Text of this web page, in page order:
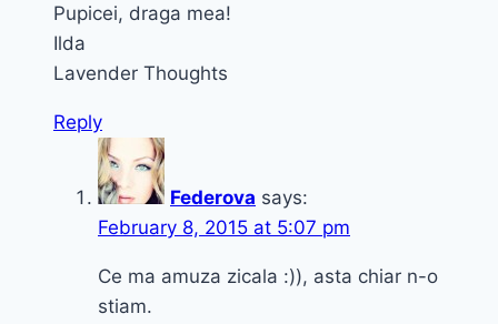
Pupicei, draga mea!
Ilda
Lavender Thoughts
Reply
Federova says:
February 8, 2015 at 5:07 pm
Ce ma amuza zicala :)), asta chiar n-o
stiam.